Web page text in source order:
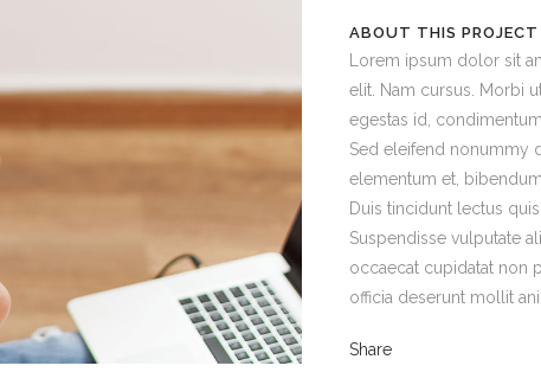
ABOUT THIS PROJECT
Lorem ipsum dolor sit
elit. Nam cursus. Morbi
egestas id,
Sed eleifend nonummy
elementum et,
Duis tincidunt lectus
Suspendisse vulputate
occaecat cupidatat non
officia deserunt mollit
Share